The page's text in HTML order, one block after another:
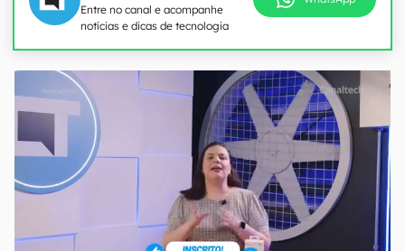
Entre no canal e acompanhe
notícias e dicas de tecnologia